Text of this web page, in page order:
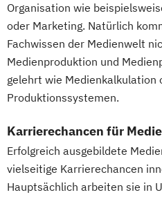
Organisation wie
oder Marketing. Natürlich
Fachwissen der Medienwelt
Medienproduktion und
gelehrt wie Medienkalkulation
Produktionssystemen.
Karrierechancen für
Erfolgreich ausgebildete
vielseitige Karrierechancen
Hauptsächlich arbeiten sie in